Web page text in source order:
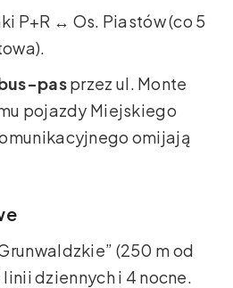
P+R ↔ Os. Piastów (co 5
pasprzez ul. Monte
pojazdy Miejskiego
omijają
(250 m od
linii dziennych i 4 nocne.